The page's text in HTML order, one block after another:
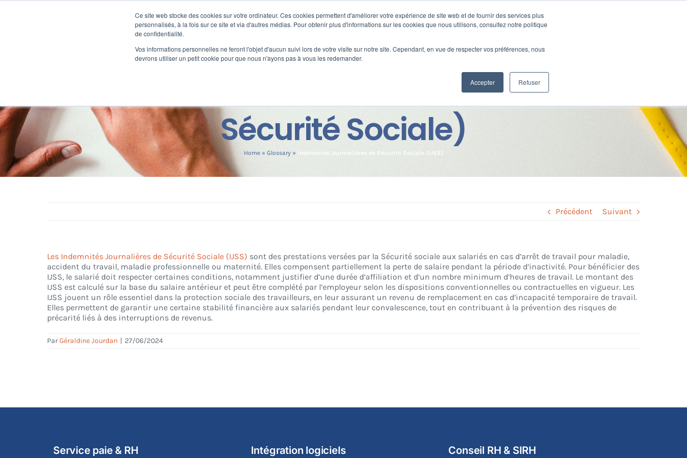
Ce site web stocke des cookies sur votre ordinateur. Ces cookies permettent d'améliorer votre expérience de site web et de fournir des services plus
personnalisés, à la fois sur ce site et via d'autres médias. Pour obtenir plus d'informations sur les cookies que nous utilisons, consultez notre politique
de confidentialité.
Vos informations personnelles ne feront l'objet d'aucun suivi lors de votre visite sur notre site. Cependant, en vue de respecter vos préférences, nous
devrons utiliser un petit cookie pour que nous n'ayons pas à vous les redemander.
Accepter Refuser
Nos offres Formation Nos clients Fortify Ressources SUPPORT
Définition IJSS (Indemnités Journalières de
Sécurité Sociale)
Home» Glossary» Indemnités Journalières de Sécurité Sociale (IJSS)
Précédent Suivant
Les Indemnités Journalières de Sécurité Sociale (IJSS) sont des prestations versées par la Sécurité sociale aux salariés en cas d’arrêt de travail pour maladie,
accident du travail, maladie professionnelle ou maternité. Elles compensent partiellement la perte de salaire pendant la période d’inactivité. Pour bénéficier des
IJSS, le salarié doit respecter certaines conditions, notamment justifier d’une durée d’affiliation et d’un nombre minimum d’heures de travail. Le montant des
IJSS est calculé sur la base du salaire antérieur et peut être complété par l’employeur selon les dispositions conventionnelles ou contractuelles en vigueur. Les
IJSS jouent un rôle essentiel dans la protection sociale des travailleurs, en leur assurant un revenu de remplacement en cas d’incapacité temporaire de travail.
Elles permettent de garantir une certaine stabilité financière aux salariés pendant leur convalescence, tout en contribuant à la prévention des risques de
précarité liés à des interruptions de revenus.
ParGéraldine Jourdan | 27/06/2024
Service paie & RH Intégration logiciels Conseil RH & SIRH